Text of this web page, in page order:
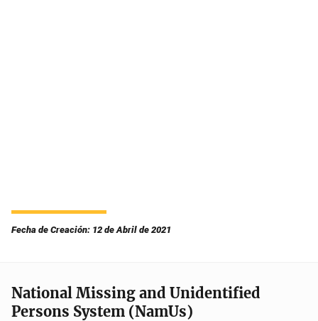
Fecha de Creación: 12 de Abril de 2021
National Missing and Unidentified
Persons System (NamUs)